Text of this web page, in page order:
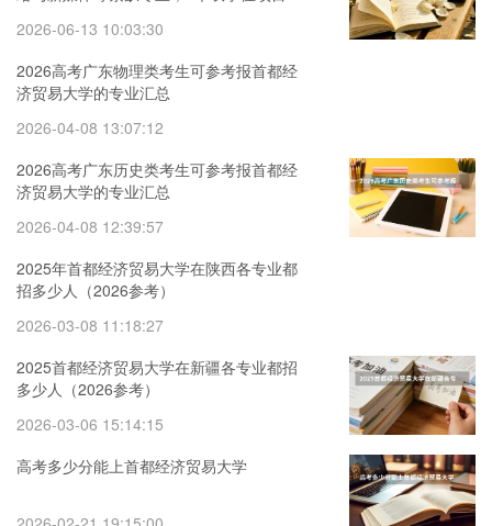
2026-06-13 10:03:30
2026高考广东物理类考生可参考报首都经
济贸易大学的专业汇总
2026-04-08 13:07:12
2026高考广东历史类考生可参考报首都经
济贸易大学的专业汇总
2026-04-08 12:39:57
2025年首都经济贸易大学在陕西各专业都
招多少人（2026参考）
2026-03-08 11:18:27
2025首都经济贸易大学在新疆各专业都招
多少人（2026参考）
2026-03-06 15:14:15
高考多少分能上首都经济贸易大学